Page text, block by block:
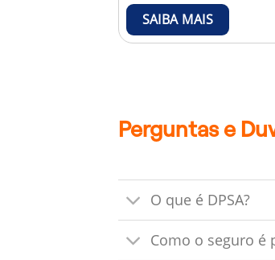
SAIBA MAIS
Perguntas e
O que é DPSA?
Como o seguro é